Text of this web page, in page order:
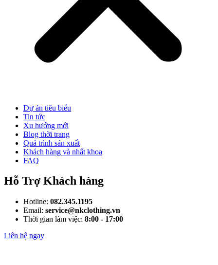
Dự án tiêu biểu
Tin tức
Xu hướng mới
Blog thời trang
Quá trình sản xuất
Khách hàng và nhất khoa
FAQ
Hỗ Trợ Khách hàng
Hotline: 082.345.1195
Email: service@nkclothing.vn
Thời gian làm việc: 8:00 - 17:00
Liên hệ ngay